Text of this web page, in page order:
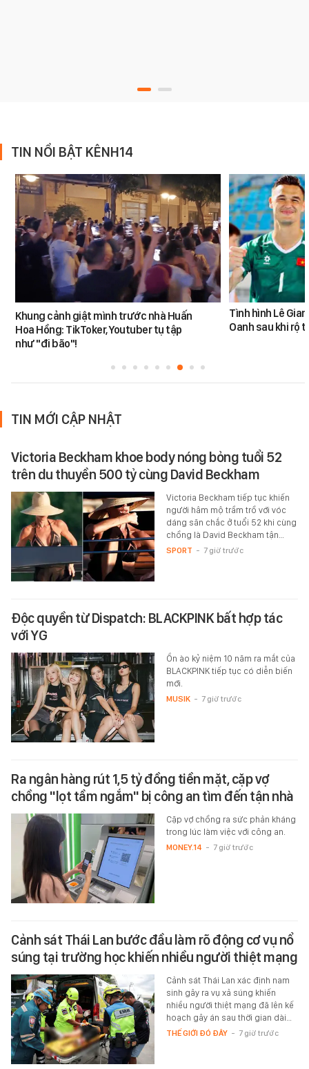
TIN NỔI BẬT KÊNH14
Khung cảnh giật mình trước nhà Huấn
Hoa Hồng: TikToker, Youtuber tụ tập
như "đi bão"!
Tình hình Lê
Oanh sau khi rộ
TIN MỚI CẬP NHẬT
Victoria Beckham khoe body nóng bỏng tuổi 52
trên du thuyền 500 tỷ cùng David Beckham
Victoria Beckham tiếp tục khiến
người hâm mộ trầm trồ với vóc
dáng săn chắc ở tuổi 52 khi cùng
chồng là David Beckham tận…
SPORT - 7 giờ trước
Độc quyền từ Dispatch: BLACKPINK bất hợp tác
với YG
Ồn ào kỷ niệm 10 năm ra mắt của
BLACKPINK tiếp tục có diễn biến
mới.
MUSIK - 7 giờ trước
Ra ngân hàng rút 1,5 tỷ đồng tiền mặt, cặp vợ
chồng "lọt tầm ngắm" bị công an tìm đến tận nhà
Cặp vợ chồng ra sức phản kháng
trong lúc làm việc với công an.
MONEY.14 - 7 giờ trước
Cảnh sát Thái Lan bước đầu làm rõ động cơ vụ nổ
súng tại trường học khiến nhiều người thiệt mạng
Cảnh sát Thái Lan xác định nam
sinh gây ra vụ xả súng khiến
nhiều người thiệt mạng đã lên kế
hoạch gây án sau thời gian dài…
THẾ GIỚI ĐÓ ĐÂY - 7 giờ trước